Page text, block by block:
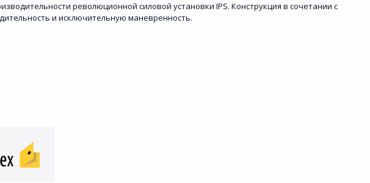
революционной силовой установки IPS. Конструкция в сочетании с
и исключительную маневренность.